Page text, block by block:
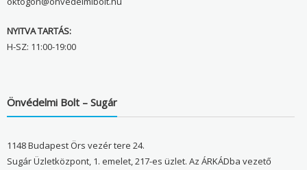
NYITVA TARTÁS:
H-SZ: 11:00-19:00
Önvédelmi Bolt – Sugár
1148 Budapest Örs vezér tere 24.
Sugár Üzletközpont, 1. emelet, 217-es üzlet. Az ÁRKÁDba vezető